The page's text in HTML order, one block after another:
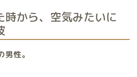
時から、空気みたいに
性。